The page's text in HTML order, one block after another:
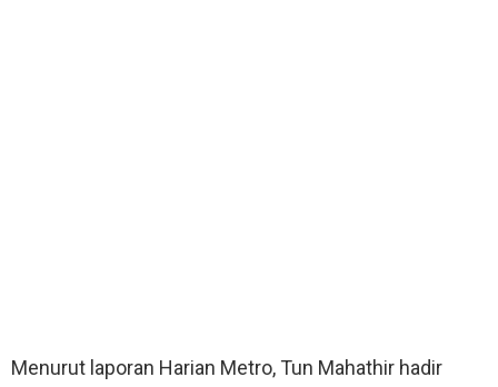
Menurut laporan Harian Metro, Tun Mahathir hadir